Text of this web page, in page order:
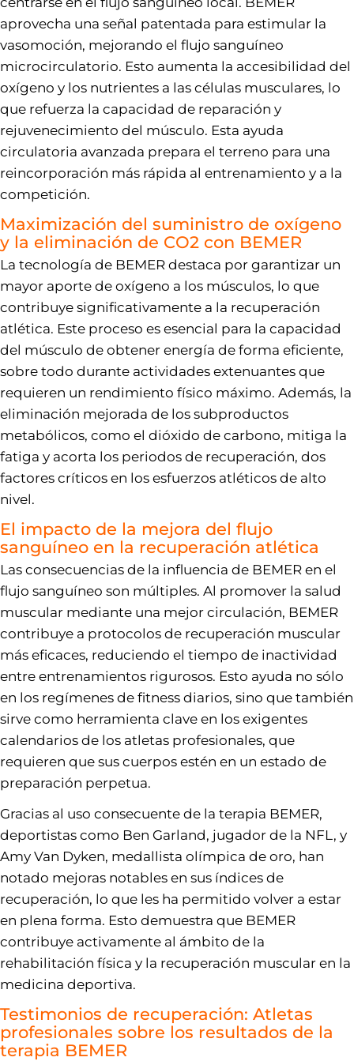
aprovecha una señal patentada para estimular la
vasomoción, mejorando el flujo sanguíneo
microcirculatorio. Esto aumenta la accesibilidad del
oxígeno y los nutrientes a las células musculares, lo
que refuerza la capacidad de reparación y
rejuvenecimiento del músculo. Esta ayuda
circulatoria avanzada prepara el terreno para una
reincorporación más rápida al entrenamiento y a la
competición.
Maximización del suministro de oxígeno
y la eliminación de CO2 con BEMER
La tecnología de BEMER destaca por garantizar un
mayor aporte de oxígeno a los músculos, lo que
contribuye significativamente a la recuperación
atlética. Este proceso es esencial para la capacidad
del músculo de obtener energía de forma eficiente,
sobre todo durante actividades extenuantes que
requieren un rendimiento físico máximo. Además, la
eliminación mejorada de los subproductos
metabólicos, como el dióxido de carbono, mitiga la
fatiga y acorta los periodos de recuperación, dos
factores críticos en los esfuerzos atléticos de alto
nivel.
El impacto de la mejora del flujo
sanguíneo en la recuperación atlética
Las consecuencias de la influencia de BEMER en el
flujo sanguíneo son múltiples. Al promover la salud
muscular mediante una mejor circulación, BEMER
contribuye a protocolos de recuperación muscular
más eficaces, reduciendo el tiempo de inactividad
entre entrenamientos rigurosos. Esto ayuda no sólo
en los regímenes de fitness diarios, sino que también
sirve como herramienta clave en los exigentes
calendarios de los atletas profesionales, que
requieren que sus cuerpos estén en un estado de
preparación perpetua.
Gracias al uso consecuente de la terapia BEMER,
deportistas como Ben Garland, jugador de la NFL, y
Amy Van Dyken, medallista olímpica de oro, han
notado mejoras notables en sus índices de
recuperación, lo que les ha permitido volver a estar
en plena forma. Esto demuestra que BEMER
contribuye activamente al ámbito de la
rehabilitación física y la recuperación muscular en la
medicina deportiva.
Testimonios de recuperación: Atletas
profesionales sobre los resultados de la
terapia BEMER